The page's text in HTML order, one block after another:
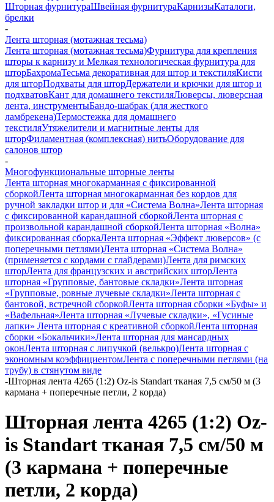
Шторная фурнитураШвейная фурнитураКарнизыКаталоги,
брелки
-
Лента шторная (мотажная тесьма)
Лента шторная (мотажная тесьма)Фурнитура для крепления
шторы к карнизу и Мелкая технологическая фурнитура для
шторБахромаТесьма декоративная для штор и текстиляКисти
для шторПодхваты для шторДержатели и крючки для штор и
подхватовКант для домашнего текстиляЛюверсы, люверсная
лента, инструментыБандо-шабрак (для жесткого
ламбрекена)Термостежка для домашнего
текстиляУтяжелители и магнитные ленты для
шторФиламентная (комплексная) нитьОборудование для
салонов штор
-
Многофункциональные шторные ленты
Лента шторная многокарманная с фиксированной
сборкойЛента шторная многокарманная без кордов для
ручной закладки штор и для «Система Волна»Лента шторная
с фиксированной карандашной сборкойЛента шторная с
произвольной карандашной сборкойЛента шторная «Волна»
фиксированная сборкаЛента шторная «Эффект люверсов» (с
поперечными петлями)Лента шторная «Система Волна»
(применяется с кордами с глайдерами)Лента для римских
шторЛента для французских и австрийских шторЛента
шторная «Групповые, бантовые складки»Лента шторная
«Групповые, ровные лучевые складки»Лента шторная с
бантовой, встречной сборкойЛента шторная сборки «Буфы» и
«Вафельная»Лента шторная «Лучевые складки», «Гусиные
лапки» Лента шторная с креативной сборкойЛента шторная
сборки «Бокальчики»Лента шторная для мансардных
оконЛента шторная с липучкой (велькро)Лента шторная с
экономным коэффициентомЛента с поперечными петлями (на
трубу) в стянутом виде
-Шторная лента 4265 (1:2) Oz-is Standart тканая 7,5 см/50 м (3
кармана + поперечные петли, 2 корда)
Шторная лента 4265 (1:2) Oz-
is Standart тканая 7,5 см/50 м
(3 кармана + поперечные
петли, 2 корда)